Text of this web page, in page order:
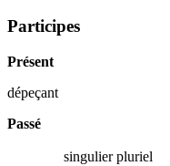
Participes
Présent
dépeçant
Passé
singulier pluriel